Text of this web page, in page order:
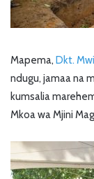
Mapema, Dkt.
ndugu, jamaa na
kumsalia
Mkoa wa Mjini